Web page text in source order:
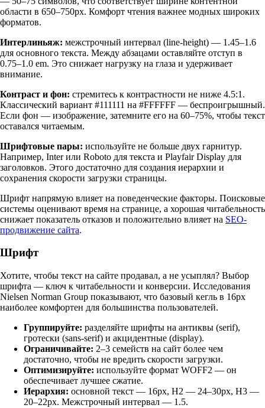
области в 650–750px. Комфорт чтения важнее модных широких
форматов.
Интерлиньяж: межстрочный интервал (line-height) — 1.45–1.6
для основного текста. Между абзацами оставляйте отступ в
0.75–1.0 em. Это снижает нагрузку на глаза и удерживает
внимание.
Контраст и фон: стремитесь к контрастности не ниже 4.5:1.
Классический вариант #111111 на #FFFFFF — беспроигрышный.
Если фон — изображение, затемните его на 60–75%, чтобы текст
оставался читаемым.
Шрифтовые пары: используйте не больше двух гарнитур.
Например, Inter или Roboto для текста и Playfair Display для
заголовков. Этого достаточно для создания иерархии и
сохранения скорости загрузки страницы.
Шрифт напрямую влияет на поведенческие факторы. Поисковые
системы оценивают время на странице, а хорошая читабельность
снижает показатель отказов и положительно влияет на SEO-
продвижение сайта.
Шрифт
Хотите, чтобы текст на сайте продавал, а не усыплял? Выбор
шрифта — ключ к читабельности и конверсии. Исследования
Nielsen Norman Group показывают, что базовый кегль в 16px
наиболее комфортен для большинства пользователей.
Группируйте: разделяйте шрифты на антиквы (serif),
гротески (sans-serif) и акцидентные (display).
Ограничивайте: 2–3 семейств на сайт более чем
достаточно, чтобы не вредить скорости загрузки.
Оптимизируйте: используйте формат WOFF2 — он
обеспечивает лучшее сжатие.
Иерархия: основной текст — 16px, H2 — 24–30px, H3 —
20–22px. Межстрочный интервал — 1.5.